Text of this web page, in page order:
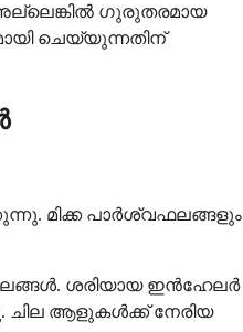
ഗുരുതരമായ
ചെയ്യുന്നതിന്
മിക്ക പാർശ്വഫലങ്ങളും
ശരിയായ ഇൻഹേലർ
ചില ആളുകൾക്ക് നേരിയ